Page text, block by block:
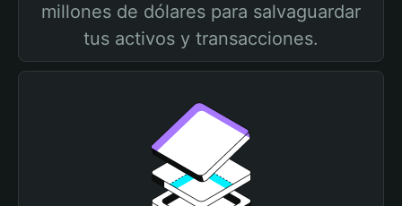
millones de dólares para salvaguardar
tus activos y transacciones.